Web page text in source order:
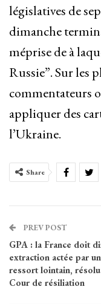
législatives de
dimanche
méprise de à
Russie”. Sur les
commentateurs
appliquer des
l’Ukraine.
Share
PREV POST
GPA : la France doit
extraction actée par un
ressort lointain,
Cour de résiliation